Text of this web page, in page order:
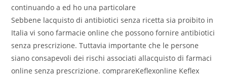
continuando a ed ho una particolare
Sebbene lacquisto di antibiotici senza ricetta sia proibito in
Italia vi sono farmacie online che possono fornire antibiotici
senza prescrizione. Tuttavia importante che le persone
siano consapevoli dei rischi associati allacquisto di farmaci
online senza prescrizione. comprareKeflexonline Keflex